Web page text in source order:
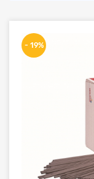
- 19%